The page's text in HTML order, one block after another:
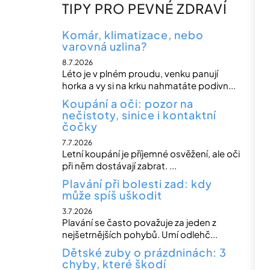
TIPY PRO PEVNÉ ZDRAVÍ
Komár, klimatizace, nebo
varovná uzlina?
8.7.2026
Léto je v plném proudu, venku panují
horka a vy si na krku nahmatáte podivn...
Koupání a oči: pozor na
nečistoty, sinice i kontaktní
čočky
7.7.2026
Letní koupání je příjemné osvěžení, ale oči
při něm dostávají zabrat. ...
Plavání při bolesti zad: kdy
může spíš uškodit
3.7.2026
Plavání se často považuje za jeden z
nejšetrnějších pohybů. Umí odlehč...
Dětské zuby o prázdninách: 3
chyby, které škodí